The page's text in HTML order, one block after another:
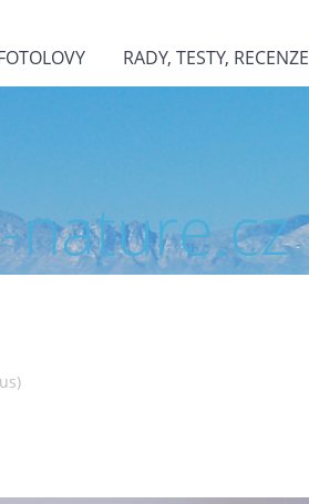
RADY, TESTY, RECENZE
nature.cz